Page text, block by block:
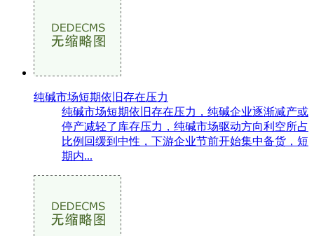
纯碱市场短期依旧存在压力
纯碱市场短期依旧存在压力，纯碱企业逐渐减产或
停产减轻了库存压力，纯碱市场驱动方向利空所占
比例回缓到中性，下游企业节前开始集中备货，短
期内...